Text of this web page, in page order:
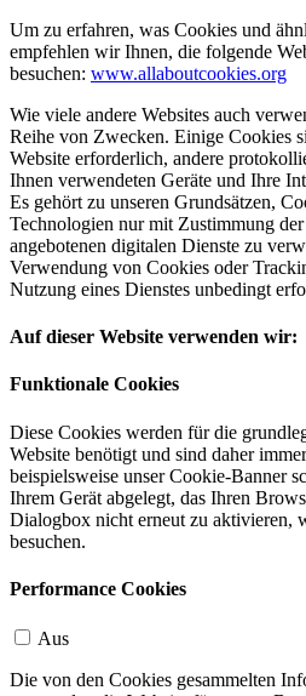
Um zu erfahren, was Cookies und
empfehlen wir Ihnen, die folgende
besuchen: www.allaboutcookies.org
Wie viele andere Websites auch
Reihe von Zwecken. Einige Cookies
Website erforderlich, andere
Ihnen verwendeten Geräte und Ihre
Es gehört zu unseren Grundsätzen,
Technologien nur mit Zustimmung
angebotenen digitalen Dienste zu
Verwendung von Cookies oder
Nutzung eines Dienstes unbedingt
Auf dieser Website verwenden wir:
Funktionale Cookies
Diese Cookies werden für die
Website benötigt und sind daher
beispielsweise unser Cookie-Banner
Ihrem Gerät abgelegt, das Ihren
Dialogbox nicht erneut zu aktivieren,
besuchen.
Performance Cookies
Aus
Die von den Cookies gesammelten